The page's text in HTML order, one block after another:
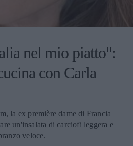
nel mio piatto":
con Carla
la ex première dame di Francia
un'insalata di carciofi leggera e
veloce.